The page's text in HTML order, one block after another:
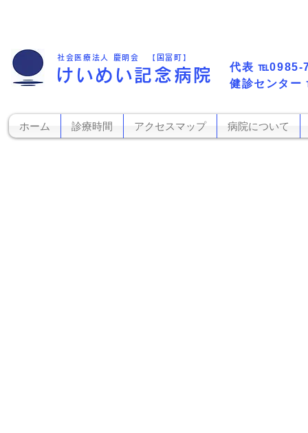
​健診センター
社会医療法人 慶明会 【国富町】
けいめい記念病院 代表​ ℡0985-
ホーム 診療時間 アクセスマップ 病院について